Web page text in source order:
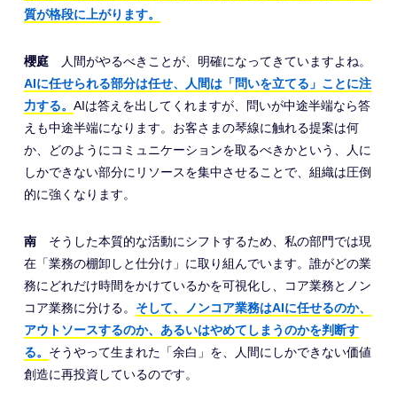
質が格段に上がります。
櫻庭人間がやるべきことが、明確になってきていますよね。
AIに任せられる部分は任せ、人間は「問いを立てる」ことに注
力する。 AIは答えを出してくれますが、問いが中途半端なら答
えも中途半端になります。お客さまの琴線に触れる提案は何
か、どのようにコミュニケーションを取るべきかという、人に
しかできない部分にリソースを集中させることで、組織は圧倒
的に強くなります。
南そうした本質的な活動にシフトするため、私の部門では現
在「業務の棚卸しと仕分け」に取り組んでいます。誰がどの業
務にどれだけ時間をかけているかを可視化し、コア業務とノン
コア業務に分ける。 そして、ノンコア業務はAIに任せるのか、
アウトソースするのか、あるいはやめてしまうのかを判断す
る。 そうやって生まれた「余白」を、人間にしかできない価値
創造に再投資しているのです。